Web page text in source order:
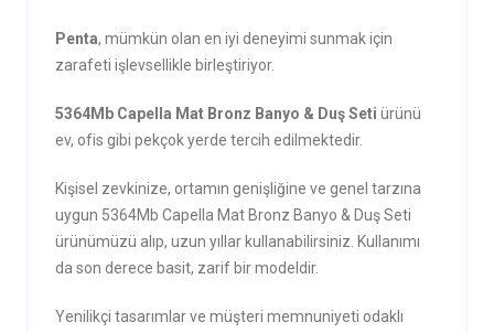
Penta, mümkün olan en iyi deneyimi sunmak için
zarafeti işlevsellikle birleştiriyor.
5364Mb Capella Mat Bronz Banyo & Duş Seti ürünü
ev, ofis gibi pekçok yerde tercih edilmektedir.
Kişisel zevkinize, ortamın genişliğine ve genel tarzına
uygun 5364Mb Capella Mat Bronz Banyo & Duş Seti
ürünümüzü alıp, uzun yıllar kullanabilirsiniz. Kullanımı
da son derece basit, zarif bir modeldir.
Yenilikçi tasarımlar ve müşteri memnuniyeti odaklı